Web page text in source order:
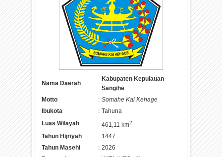
Nama Daerah :
Kabupaten Kepulauan
Sangihe
Motto
: Somahe Kai Kehage
Ibukota
: Tahuna
Luas Wilayah
: 461,11 km2
Tahun Hijriyah : 1447
Tahun Masehi
: 2026